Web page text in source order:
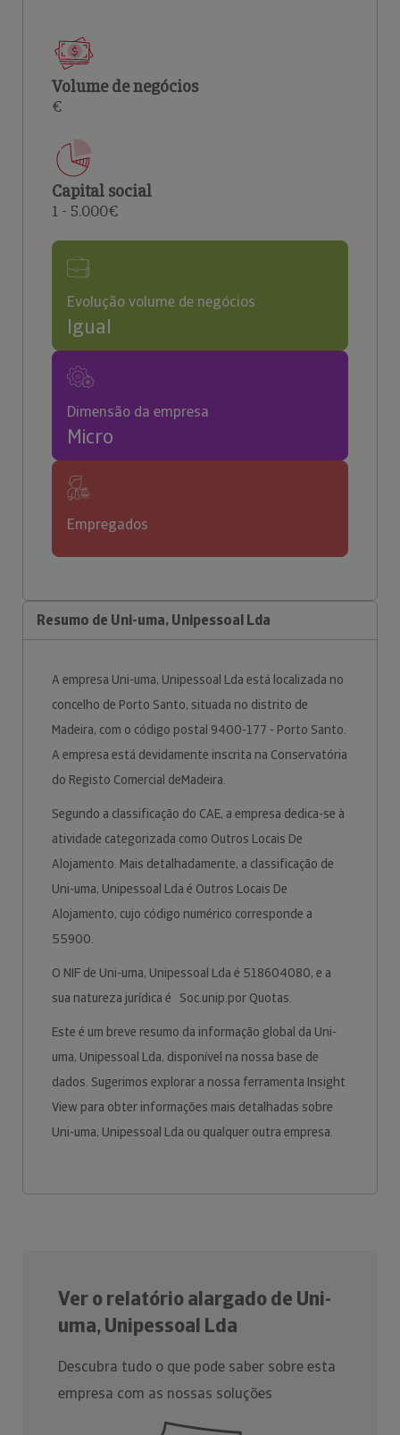
Volume de negócios
€
Capital social
1 - 5.000€
Evolução volume de negócios
Igual
Dimensão da empresa
Micro
Empregados
Resumo de Uni-uma, Unipessoal Lda
A empresa Uni-uma, Unipessoal Lda está localizada no
concelho de Porto Santo, situada no distrito de
Madeira, com o código postal 9400-177 - Porto Santo.
A empresa está devidamente inscrita na Conservatória
do Registo Comercial deMadeira.
Segundo a classificação do CAE, a empresa dedica-se à
atividade categorizada como Outros Locais De
Alojamento. Mais detalhadamente, a classificação de
Uni-uma, Unipessoal Lda é Outros Locais De
Alojamento, cujo código numérico corresponde a
55900.
O NIF de Uni-uma, Unipessoal Lda é 518604080, e a
sua natureza jurídica é Soc.unip.por Quotas.
Este é um breve resumo da informação global da Uni-
uma, Unipessoal Lda, disponível na nossa base de
dados. Sugerimos explorar a nossa ferramenta Insight
View para obter informações mais detalhadas sobre
Uni-uma, Unipessoal Lda ou qualquer outra empresa.
Ver o relatório alargado de Uni-
uma, Unipessoal Lda
Descubra tudo o que pode saber sobre esta
empresa com as nossas soluções